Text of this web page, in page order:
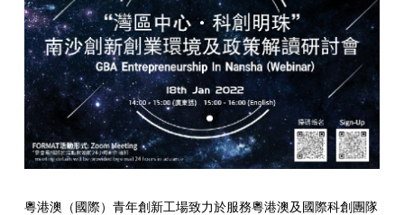
粵港澳（國際）青年創新工場致力於服務粵港澳及國際科創團隊